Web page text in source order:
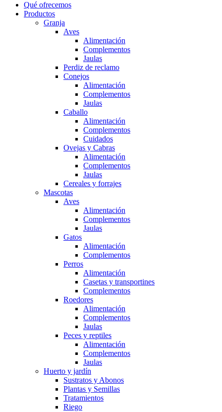
Qué ofrecemos
Productos
Granja
Aves
Alimentación
Complementos
Jaulas
Perdiz de reclamo
Conejos
Alimentación
Complementos
Jaulas
Caballo
Alimentación
Complementos
Cuidados
Ovejas y Cabras
Alimentación
Complementos
Jaulas
Cereales y forrajes
Mascotas
Aves
Alimentación
Complementos
Jaulas
Gatos
Alimentación
Complementos
Perros
Alimentación
Casetas y transportines
Complementos
Roedores
Alimentación
Complementos
Jaulas
Peces y reptiles
Alimentación
Complementos
Jaulas
Huerto y jardín
Sustratos y Abonos
Plantas y Semillas
Tratamientos
Riego